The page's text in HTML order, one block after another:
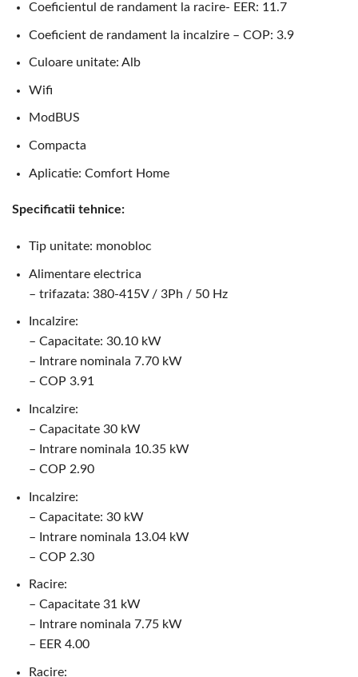
Coeficientul de randament la racire- EER: 11.7
Coeficient de randament la incalzire – COP: 3.9
Culoare unitate: Alb
Wifi
ModBUS
Compacta
Aplicatie: Comfort Home
Specificatii tehnice:
Tip unitate: monobloc
Alimentare electrica
– trifazata: 380-415V / 3Ph / 50 Hz
Incalzire:
– Capacitate: 30.10 kW
– Intrare nominala 7.70 kW
– COP 3.91
Incalzire:
– Capacitate 30 kW
– Intrare nominala 10.35 kW
– COP 2.90
Incalzire:
– Capacitate: 30 kW
– Intrare nominala 13.04 kW
– COP 2.30
Racire:
– Capacitate 31 kW
– Intrare nominala 7.75 kW
– EER 4.00
Racire: